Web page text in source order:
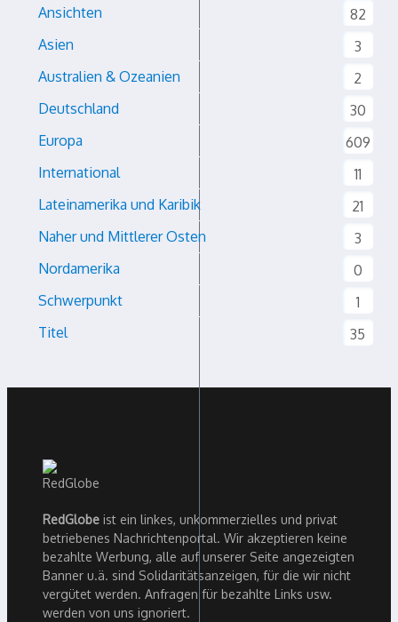
Ansichten
82
Asien
3
Australien & Ozeanien
2
Deutschland
30
Europa
609
International
11
Lateinamerika und Karibik
21
Naher und Mittlerer Osten
3
Nordamerika
0
Schwerpunkt
1
Titel
35
RedGlobe ist ein linkes, unkommerzielles und privat
betriebenes Nachrichtenportal. Wir akzeptieren keine
bezahlte Werbung, alle auf unserer Seite angezeigten
Banner u.ä. sind Solidaritätsanzeigen, für die wir nicht
vergütet werden. Anfragen für bezahlte Links usw.
werden von uns ignoriert.